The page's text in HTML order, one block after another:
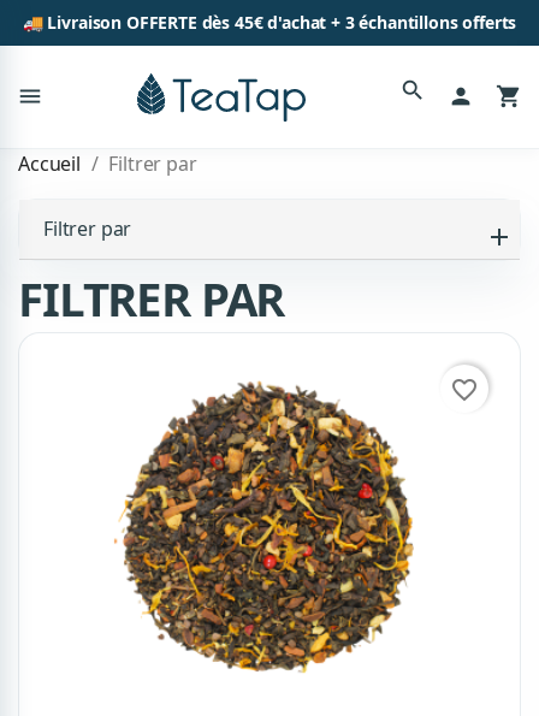
🚚 Livraison OFFERTE dès 45€ d'achat + 3 échantillons offerts
menu search person shopping_cart
Accueil Filtrer par
Filtrer par
FILTRER PAR
favorite_border